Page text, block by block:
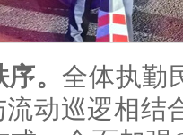
序。全体执勤
动巡逻相结